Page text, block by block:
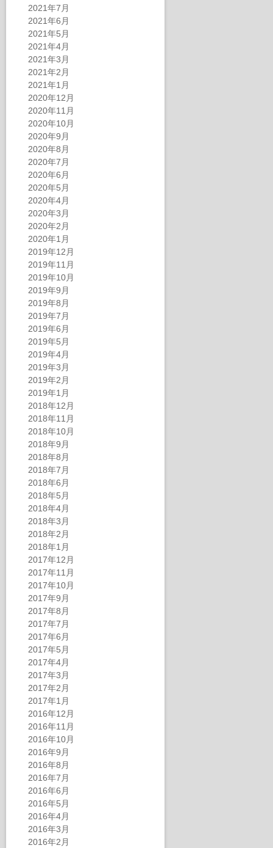
2021年7月
2021年6月
2021年5月
2021年4月
2021年3月
2021年2月
2021年1月
2020年12月
2020年11月
2020年10月
2020年9月
2020年8月
2020年7月
2020年6月
2020年5月
2020年4月
2020年3月
2020年2月
2020年1月
2019年12月
2019年11月
2019年10月
2019年9月
2019年8月
2019年7月
2019年6月
2019年5月
2019年4月
2019年3月
2019年2月
2019年1月
2018年12月
2018年11月
2018年10月
2018年9月
2018年8月
2018年7月
2018年6月
2018年5月
2018年4月
2018年3月
2018年2月
2018年1月
2017年12月
2017年11月
2017年10月
2017年9月
2017年8月
2017年7月
2017年6月
2017年5月
2017年4月
2017年3月
2017年2月
2017年1月
2016年12月
2016年11月
2016年10月
2016年9月
2016年8月
2016年7月
2016年6月
2016年5月
2016年4月
2016年3月
2016年2月